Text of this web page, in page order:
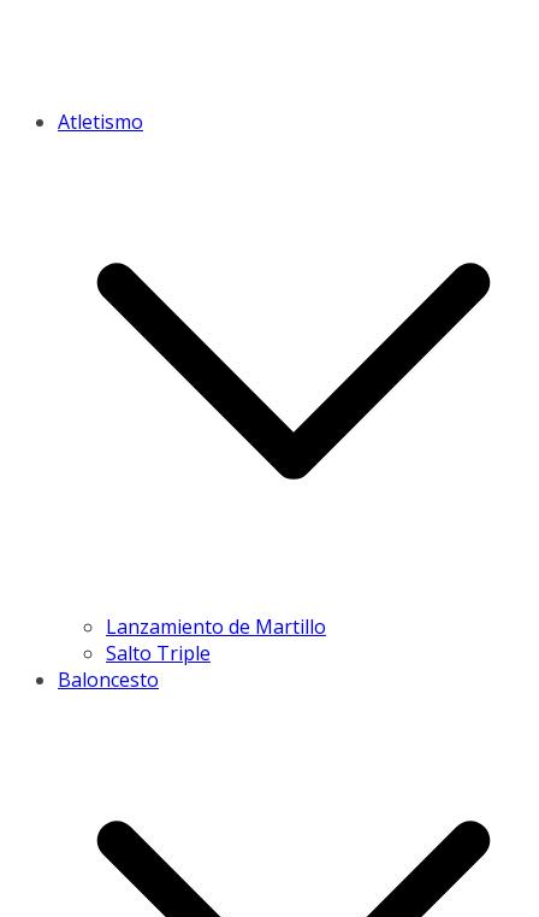
Atletismo
Lanzamiento de Martillo
Salto Triple
Baloncesto